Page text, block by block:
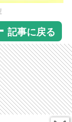
記事に戻る